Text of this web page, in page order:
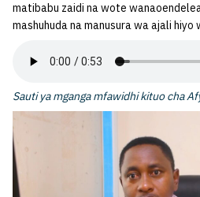
matibabu zaidi na wote
mashuhuda na manusura wa ajali
Sauti ya mganga mfawidhi kituo cha